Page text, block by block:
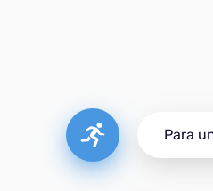
Para